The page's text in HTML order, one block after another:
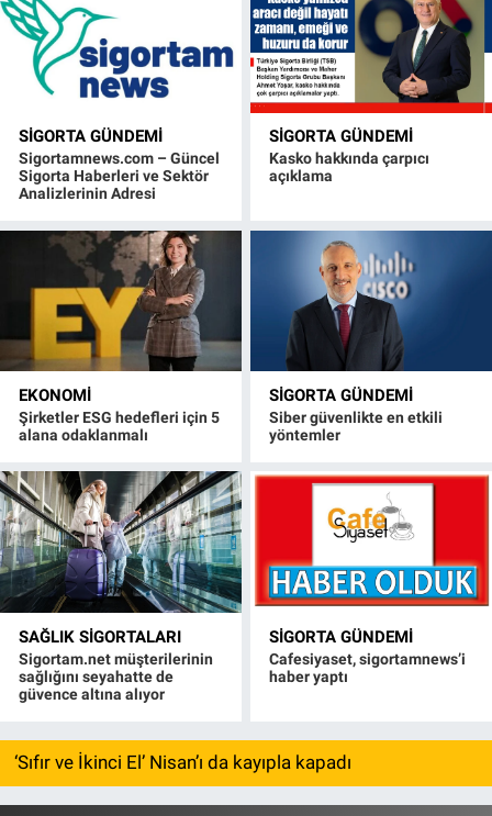
SIGORTA GÜNDEMI
Sigortamnews.com – Güncel
Sigorta Haberleri ve Sektör
Analizlerinin Adresi
SIGORTA GÜNDEMI
Kasko hakkında çarpıcı
açıklama
EKONOMI
Şirketler ESG hedefleri için 5
alana odaklanmalı
SIGORTA GÜNDEMI
Siber güvenlikte en etkili
yöntemler
SAĞLIK SIGORTALARI
Sigortam.net müşterilerinin
sağlığını seyahatte de
güvence altına alıyor
SIGORTA GÜNDEMI
Cafesiyaset, sigortamnews’i
haber yaptı
‘Sıfır ve İkinci El’ Nisan’ı da kayıpla kapadı